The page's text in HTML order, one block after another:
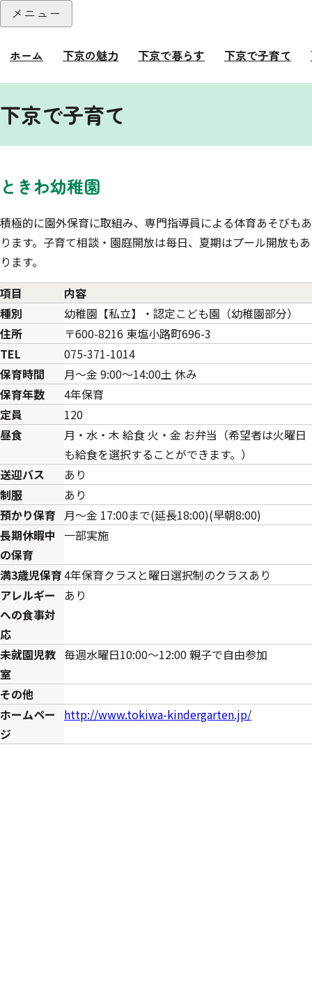
本文へ
メニュー
ホーム 下京の魅力 下京で暮らす 下京で子育て
下京で子育て
ときわ幼稚園
積極的に園外保育に取組み、専門指導員による体育あそびもあ
ります。子育て相談・園庭開放は毎日、夏期はプール開放もあ
ります。
項目
内容
種別
幼稚園【私立】・認定こども園（幼稚園部分）
住所
〒600-8216 東塩小路町696-3
TEL
075-371-1014
保育時間
月～金 9:00～14:00土 休み
保育年数
4年保育
定員
120
昼食
月・水・木 給食 火・金 お弁当（希望者は火曜日
も給食を選択することができます。）
送迎バス
あり
制服
あり
預かり保育 月～金 17:00まで(延長18:00)(早朝8:00)
長期休暇中
の保育
一部実施
満3歳児保育4年保育クラスと曜日選択制のクラスあり
アレルギー
への食事対
応
あり
未就園児教
室
毎週水曜日10:00～12:00 親子で自由参加
その他
ホームペー
ジ
http://www.tokiwa-kindergarten.jp/